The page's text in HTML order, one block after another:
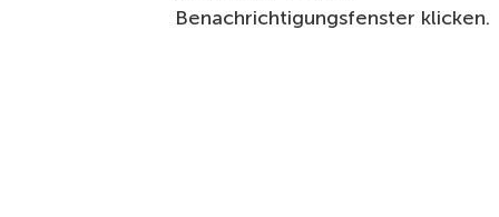
Benachrichtigungsfenster klicken.